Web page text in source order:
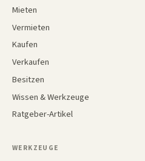
Mieten
Vermieten
Kaufen
Verkaufen
Besitzen
Wissen & Werkzeuge
Ratgeber-Artikel
WERKZEUGE